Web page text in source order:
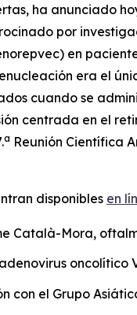
ha anunciado
por
en
era el
cuando se
centrada en el
a Reunión Científica
disponibles en
Català-Mora,
oncolítico
con el Grupo